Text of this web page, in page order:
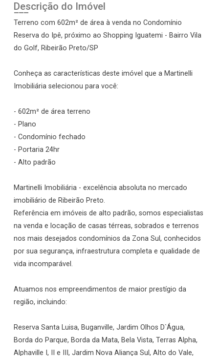
Descrição do Imóvel
Terreno com 602m² de área à venda no Condomínio
Reserva do Ipê, próximo ao Shopping Iguatemi - Bairro Vila
do Golf, Ribeirão Preto/SP
Conheça as características deste imóvel que a Martinelli
Imobiliária selecionou para você:
- 602m² de área terreno
- Plano
- Condomínio fechado
- Portaria 24hr
- Alto padrão
Martinelli Imobiliária - excelência absoluta no mercado
imobiliário de Ribeirão Preto.
Referência em imóveis de alto padrão, somos especialistas
na venda e locação de casas térreas, sobrados e terrenos
nos mais desejados condomínios da Zona Sul, conhecidos
por sua segurança, infraestrutura completa e qualidade de
vida incomparável.
Atuamos nos empreendimentos de maior prestígio da
região, incluindo:
Reserva Santa Luisa, Buganville, Jardim Olhos D`Água,
Borda do Parque, Borda da Mata, Bela Vista, Terras Alpha,
Alphaville I, II e III, Jardim Nova Aliança Sul, Alto do Vale,